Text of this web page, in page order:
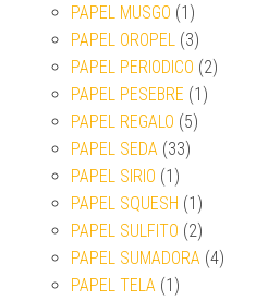
PAPEL MUSGO (1)
PAPEL OROPEL (3)
PAPEL PERIODICO (2)
PAPEL PESEBRE (1)
PAPEL REGALO (5)
PAPEL SEDA (33)
PAPEL SIRIO (1)
PAPEL SQUESH (1)
PAPEL SULFITO (2)
PAPEL SUMADORA (4)
PAPEL TELA (1)